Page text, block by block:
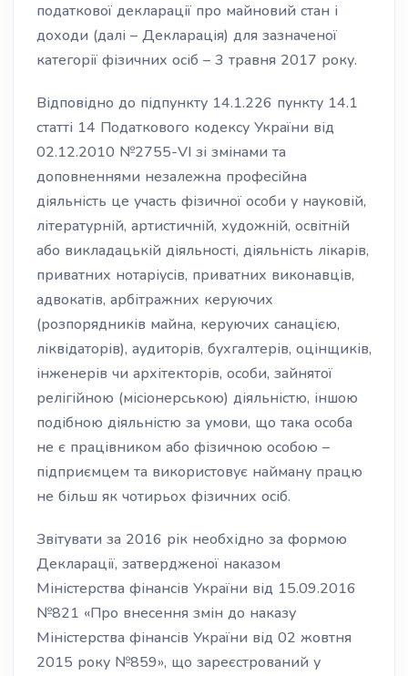
податкової декларації про майновий стан і
доходи (далі – Декларація) для зазначеної
категорії фізичних осіб – 3 травня 2017 року.
Відповідно до підпункту 14.1.226 пункту 14.1
статті 14 Податкового кодексу України від
02.12.2010 №2755-VI зі змінами та
доповненнями незалежна професійна
діяльність це участь фізичної особи у науковій,
літературній, артистичній, художній, освітній
або викладацькій діяльності, діяльність лікарів,
приватних нотаріусів, приватних виконавців,
адвокатів, арбітражних керуючих
(розпорядників майна, керуючих санацією,
ліквідаторів), аудиторів, бухгалтерів, оцінщиків,
інженерів чи архітекторів, особи, зайнятої
релігійною (місіонерською) діяльністю, іншою
подібною діяльністю за умови, що така особа
не є працівником або фізичною особою –
підприємцем та використовує найману працю
не більш як чотирьох фізичних осіб.
Звітувати за 2016 рік необхідно за формою
Декларації, затвердженої наказом
Міністерства фінансів України від 15.09.2016
№821 «Про внесення змін до наказу
Міністерства фінансів України від 02 жовтня
2015 року №859», що зареєстрований у